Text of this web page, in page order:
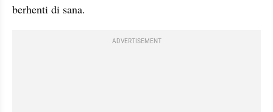
berhenti di sana.
ADVERTISEMENT